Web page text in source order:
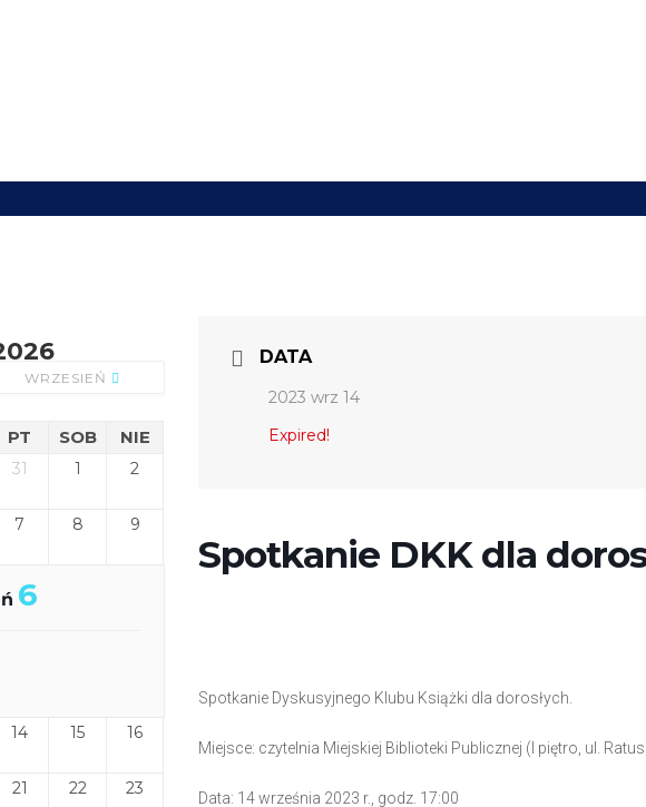
WRZESIEŃ
PT SOB NIE
31 1 2
7 8 9
6
14 15 16
21 22 23
DATA
2023 wrz 14
Expired!
Spotkanie DKK dla
Spotkanie Dyskusyjnego Klubu Książki dla dorosłych.
Miejsce: czytelnia Miejskiej Biblioteki Publicznej (I piętro, ul.
Data: 14 września 2023 r., godz. 17:00